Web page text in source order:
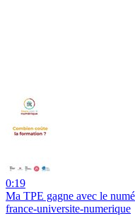
0:19
Ma TPE gagne avec le
france-universite-numerique